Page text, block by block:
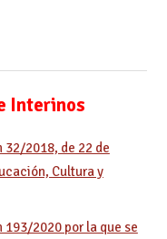
Interinos
32/2018, de 22 de
Cultura y
193/2020 por la que se